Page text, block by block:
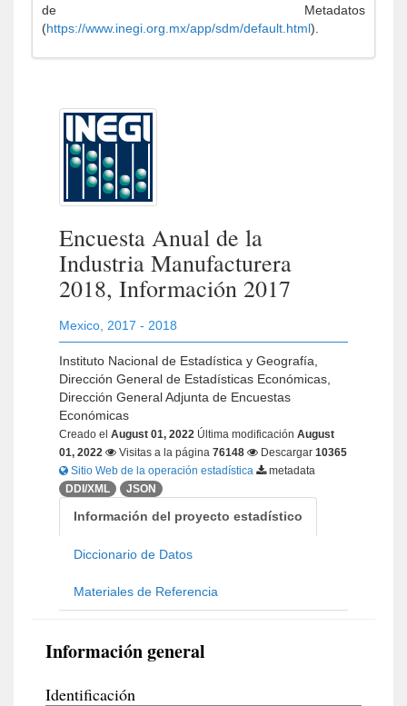
de Metadatos
(https://www.inegi.org.mx/app/sdm/default.html).
Encuesta Anual de la
Industria Manufacturera
2018, Información 2017
Mexico 2017 - 2018
Instituto Nacional de Estadística y Geografía,
Dirección General de Estadísticas Económicas,
Dirección General Adjunta de Encuestas
Económicas
Creado el August 01, 2022 Última modificación August
01, 2022
Visitas a la página 76148 Descargar 10365
Sitio Web de la operación estadística
metadata
DDI/XML
JSON
Información del proyecto estadístico
Diccionario de Datos
Materiales de Referencia
Información general
Identificación